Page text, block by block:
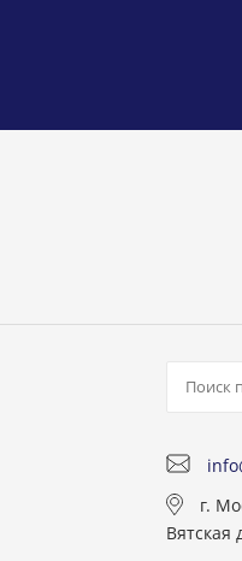
г.
Вятская